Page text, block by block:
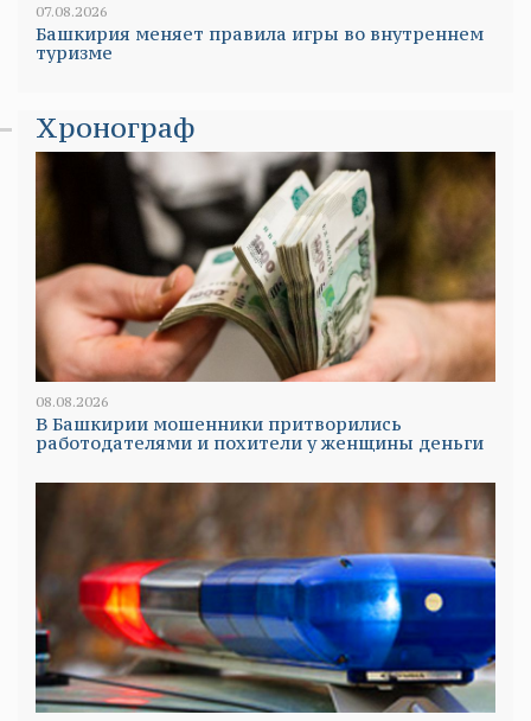
07.08.2026
Башкирия меняет правила игры во внутреннем
туризме
Хронограф
08.08.2026
В Башкирии мошенники притворились
работодателями и похители у женщины деньги